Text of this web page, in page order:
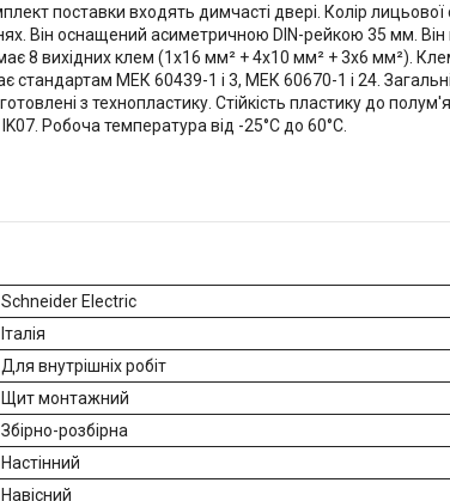
поставки входять димчасті двері. Колір
Він оснащений асиметричною DIN-рейкою 35 мм.
8 вихідних клем (1x16 мм² + 4x10 мм² + 3x6 мм²).
стандартам МЕК 60439-1 і 3, МЕК 60670-1 і 24.
з технопластику. Стійкість пластику до
Робоча температура від -25°C до 60°C.
Schneider Electric
Італія
Для внутрішніх робіт
Щит монтажний
Збірно-розбірна
Настінний
Навісний